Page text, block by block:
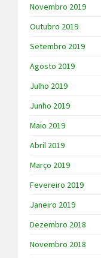
Novembro 2019
Outubro 2019
Setembro 2019
Agosto 2019
Julho 2019
Junho 2019
Maio 2019
Abril 2019
Março 2019
Fevereiro 2019
Janeiro 2019
Dezembro 2018
Novembro 2018